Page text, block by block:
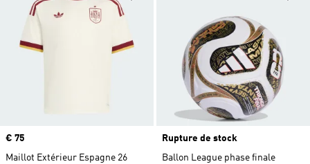
Prix
€ 75
Maillot Extérieur Espagne 26
Rupture de stock
Ballon League phase finale